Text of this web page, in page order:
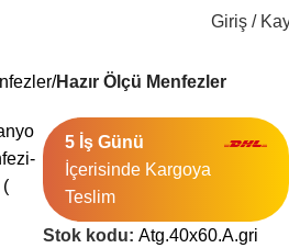
Giriş /
Hazır Ölçü Menfezler
5 İş Günü
İçerisinde Kargoya
Teslim
Stok kodu: Atg.40x60.A.gri